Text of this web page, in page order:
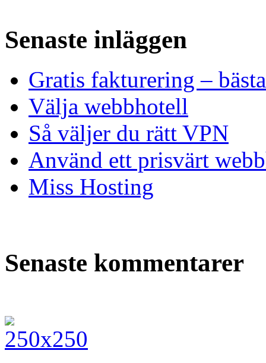
Senaste inläggen
Gratis fakturering –
Välja webbhotell
Så väljer du rätt VPN
Använd ett prisvärt
Miss Hosting
Senaste kommentarer